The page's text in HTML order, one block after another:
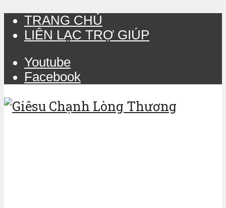
TRANG CHỦ
LIÊN LẠC TRỢ GIÚP
Youtube
Facebook